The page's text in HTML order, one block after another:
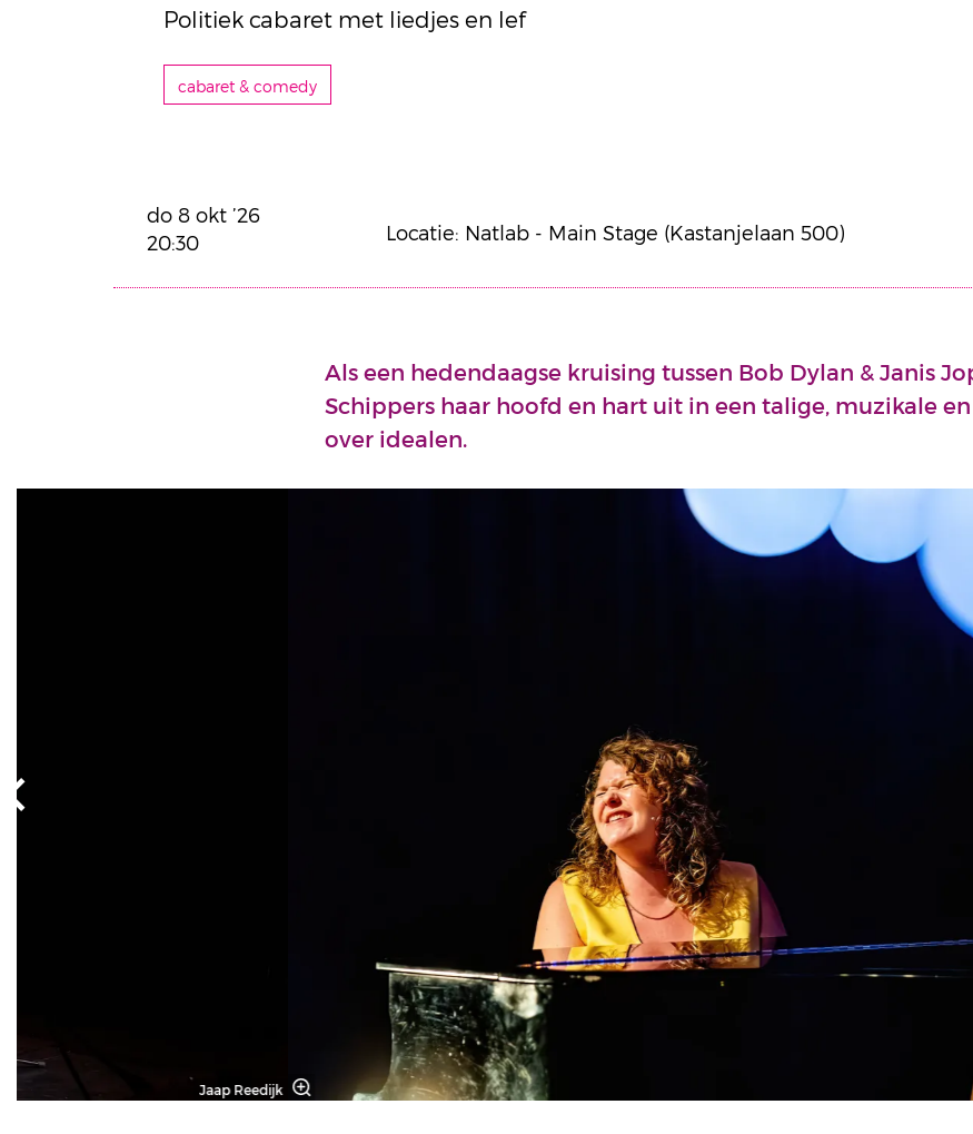
Politiek cabaret met liedjes en lef
cabaret & comedy
do 8 okt ’26
20:30
Locatie: Natlab - Main Stage (Kastanjelaan 500)
Als een hedendaagse kruising tussen Bob Dylan & Janis
Schippers haar hoofd en hart uit in een talige, muzikale
over idealen.
Jaap Reedijk